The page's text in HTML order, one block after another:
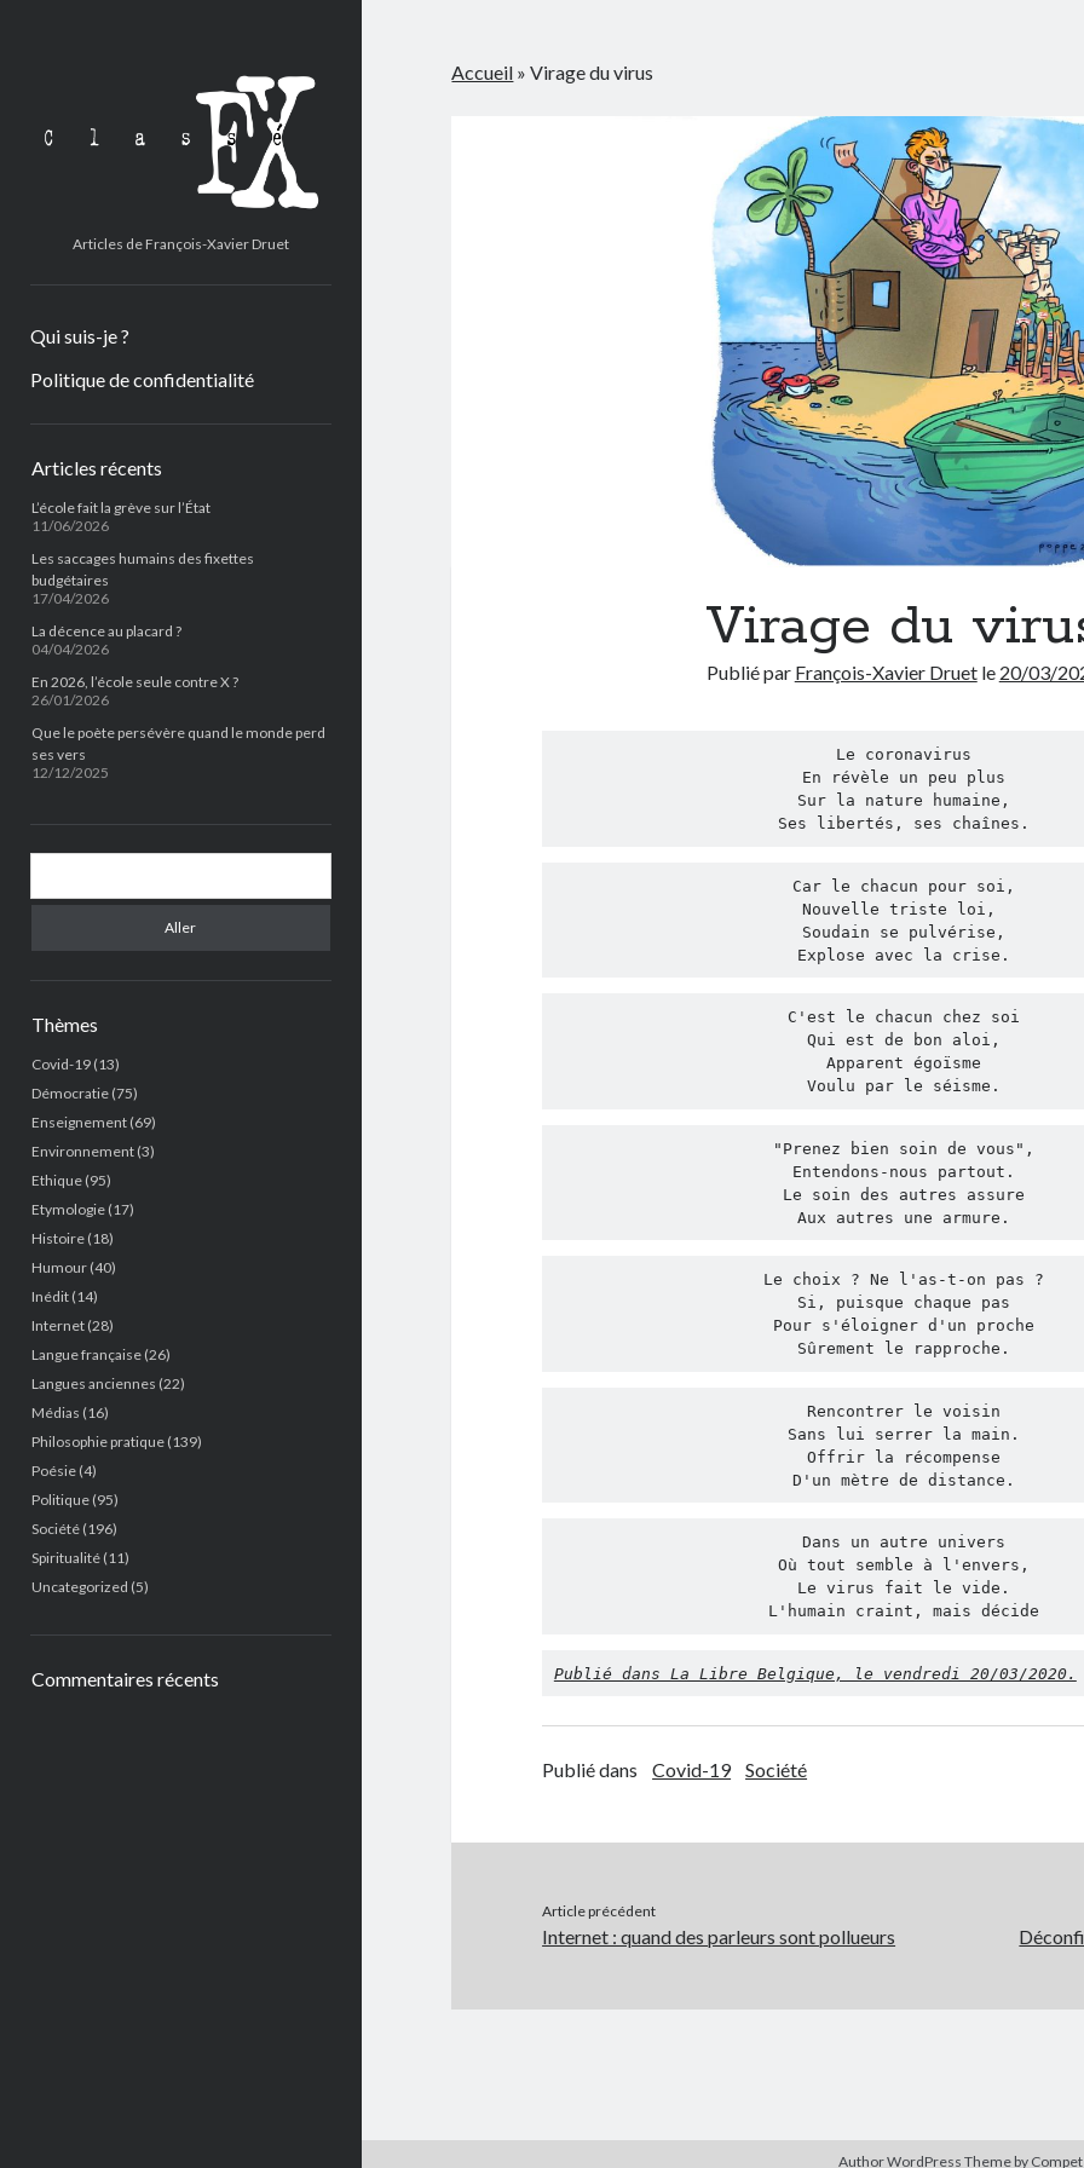
Articles de François-Xavier Druet
Qui suis-je ?
Politique de confidentialité
latérale
Articles récents
L’école fait la grève sur l’État
11/06/2026
Les saccages humains des fixettes
budgétaires
17/04/2026
La décence au placard ?
04/04/2026
En 2026, l’école seule contre X ?
26/01/2026
Que le poète persévère quand le monde perd
ses vers
12/12/2025
Thèmes
Covid-19(13)
Démocratie(75)
Enseignement(69)
Environnement(3)
Ethique(95)
Etymologie(17)
Histoire(18)
Humour(40)
Inédit(14)
Internet(28)
Langue française(26)
Langues anciennes (22)
Médias (16)
Philosophie pratique(139)
Poésie(4)
Politique(95)
Société(196)
Spiritualité(11)
Uncategorized (5)
Commentaires récents
Accueil »Virage du virus
Virage du
Publié par François-Xavier Druetle 20/03/
Le coronavirus
En révèle un peu plus
Sur la nature humaine,
Ses libertés, ses chaînes.
Car le chacun pour soi,
Nouvelle triste loi,
Soudain se pulvérise,
Explose avec la crise.
C'est le chacun chez soi
Qui est de bon aloi,
Apparent égoïsme
Voulu par le séisme.
"Prenez bien soin de vous",
Entendons-nous partout.
Le soin des autres assure
Aux autres une armure.
Le choix ? Ne l'as-t-on pas ?
Si, puisque chaque pas
Pour s'éloigner d'un proche
Sûrement le rapproche.
Rencontrer le voisin
Sans lui serrer la main.
Offrir la récompense
D'un mètre de distance.
Dans un autre univers
Où tout semble à l'envers,
Le virus fait le vide.
L'humain craint, mais décide
Publié dans La Libre Belgique, le vendredi 20/03/2020.
Publié dans Covid-19 Société
Article précédent
Internet : quand des parleurs sont pollueurs
Author WordPress Theme by